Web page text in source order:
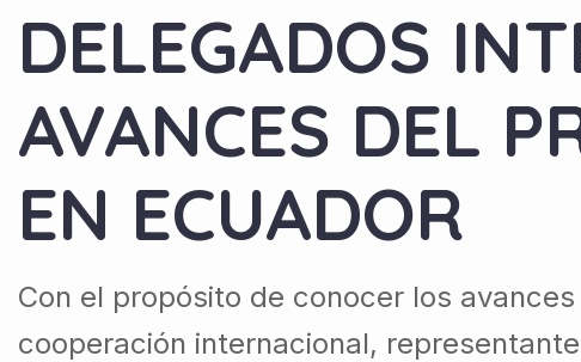
DELEGADOS
AVANCES DEL
EN ECUADOR
Con el propósito de conocer los
cooperación internacional,